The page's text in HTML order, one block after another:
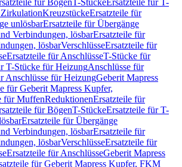
für BögenT-StückeErsatzteile für T-
KreuzstückeErsatzteile für
unlösbarErsatzteile für Übergänge
Verbindungen, lösbarErsatzteile für
lösbarVerschlüsseErsatzteile für
Ersatzteile für AnschlüsseT-Stücke für
T-Stücke für HeizungAnschlüsse für
Anschlüsse für HeizungGeberit Mapress
für Geberit Mapress Kupfer,
für MuffenReduktionenErsatzteile für
für BögenT-StückeErsatzteile für T-
Ersatzteile für Übergänge
Verbindungen, lösbarErsatzteile für
lösbarVerschlüsseErsatzteile für
Ersatzteile für AnschlüsseGeberit Mapress
für Geberit Mapress Kupfer, FKM